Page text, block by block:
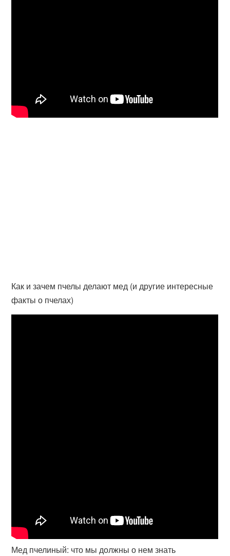
Как и зачем пчелы делают мед (и другие интересные
факты о пчелах)
Мед пчелиный: что мы должны о нем знать